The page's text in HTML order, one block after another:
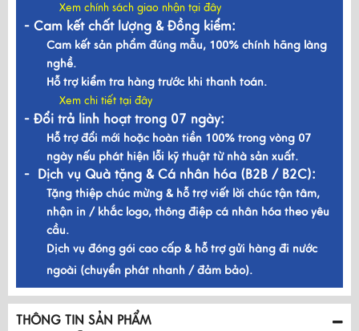
Xem chính sách giao nhận tại đây
- Cam kết chất lượng & Đồng kiểm:
Cam kết sản phẩm đúng mẫu, 100% chính hãng làng
nghề.
Hỗ trợ kiểm tra hàng trước khi thanh toán.
Xem chi tiết tại đây
- Đổi trả linh hoạt trong 07 ngày:
Hỗ trợ đổi mới hoặc hoàn tiền 100% trong vòng 07
ngày nếu phát hiện lỗi kỹ thuật từ nhà sản xuất.
- Dịch vụ Quà tặng & Cá nhân hóa (B2B / B2C):
Tặng thiệp chúc mừng & hỗ trợ viết lời chúc tận tâm,
nhận in / khắc logo, thông điệp cá nhân hóa theo yêu
cầu.
Dịch vụ đóng gói cao cấp & hỗ trợ gửi hàng đi nước
ngoài (chuyển phát nhanh / đảm bảo).
THÔNG TIN SẢN PHẨM